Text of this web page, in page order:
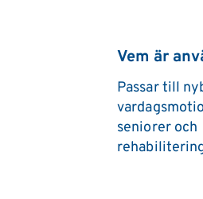
Vem är
Passar till
seniorer och